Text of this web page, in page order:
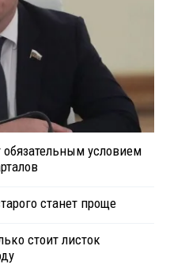
условием
станет проще
стоит листок